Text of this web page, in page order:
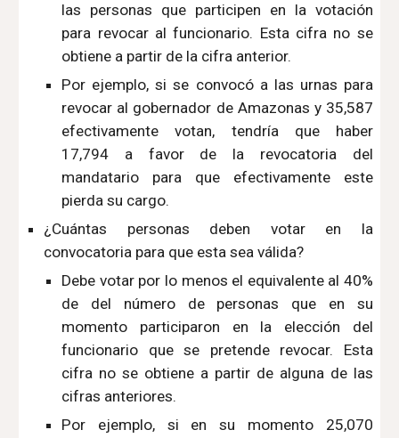
las personas que participen en la votación
para revocar al funcionario. Esta cifra no se
obtiene a partir de la cifra anterior.
Por ejemplo, si se convocó a las urnas para
revocar al gobernador de Amazonas y 35,587
efectivamente votan, tendría que haber
17,794 a favor de la revocatoria del
mandatario para que efectivamente este
pierda su cargo.
¿Cuántas personas deben votar en la
convocatoria para que esta sea válida?
Debe votar por lo menos el equivalente al 40%
de del número de personas que en su
momento participaron en la elección del
funcionario que se pretende revocar. Esta
cifra no se obtiene a partir de alguna de las
cifras anteriores.
Por ejemplo, si en su momento 25,070